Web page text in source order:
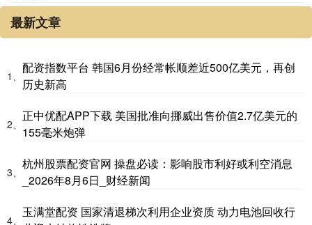
最新文章
1、
配资指数平台 韩国6月份经常帐顺差近500亿美元，再创
历史新高
2、
正中优配APP下载 美国批准向挪威出售价值2.7亿美元的
155毫米炮弹
3、
杭州股票配资官网 操盘必读：影响股市利好或利空消息
_2026年8月6日_财经新闻
4、
玉满堂配资 国家清退梯次利用企业资质 动力电池回收行